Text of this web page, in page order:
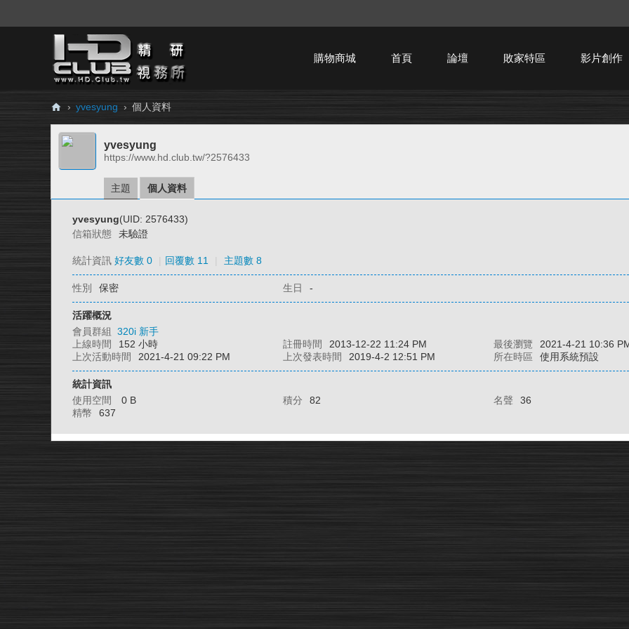
購物商城 首頁 論壇 敗家特區 影片創作
H
Cl
› yvesyung › 個人資料
yvesyung
https://www.hd.club.tw/?2576433
主題 個人資料
yvesyung(UID: 2576433)
信箱狀態
未驗證
統計資訊 好友數 0 回覆數 11 主題數 8
性別 保密 生日 -
活躍概況
會員群組 320i 新手
上線時間
152 小時 註冊時間 2013-12-22 11:24 PM 最後瀏覽
2021-4-21 10:36
上次活動時間
2021-4-21 09:22 PM 上次發表時間 2019-4-2 12:51 PM 所在時區 使用系統預設
統計資訊
使用空間
0 B 積分 82 名聲
36
精幣
637